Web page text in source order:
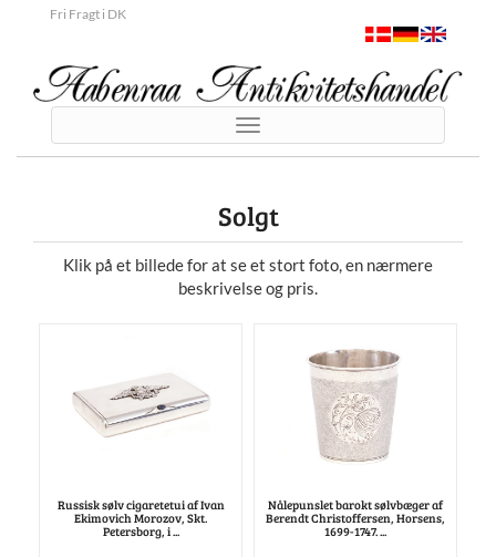
Fri Fragt i DK
Toggle
navigation
Solgt
Klik på et billede for at se et stort foto, en nærmere
beskrivelse og pris.
Russisk sølv cigaretetui af Ivan
Ekimovich Morozov, Skt.
Petersborg, i ...
Nålepunslet barokt sølvbæger af
Berendt Christoffersen, Horsens,
1699-1747. ...